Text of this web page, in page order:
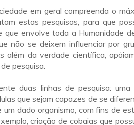
em geral compreenda o
estas pesquisas, para que
que envolve toda a Humanidade
não se deixem influenciar por
além da verdade científica,
pesquisa.
duas linhas de pesquisa: uma
que sejam capazes de se
dado organismo, com fins de
criação de cobaias que